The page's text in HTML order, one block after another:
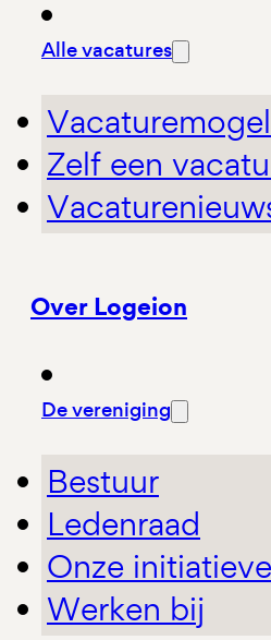
Alle vacatures
Zelf een
Over Logeion
De vereniging
Bestuur
Ledenraad
Onze
Werken bij